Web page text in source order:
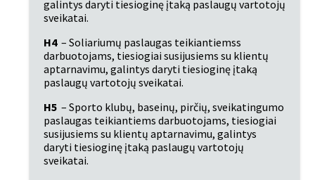
galintys daryti tiesioginę įtaką paslaugų vartotojų
sveikatai.
H4 – Soliariumų paslaugas teikiantiemss
darbuotojams, tiesiogiai susijusiems su klientų
aptarnavimu, galintys daryti tiesioginę įtaką
paslaugų vartotojų sveikatai.
H5 – Sporto klubų, baseinų, pirčių, sveikatingumo
paslaugas teikiantiems darbuotojams, tiesiogiai
susijusiems su klientų aptarnavimu, galintys
daryti tiesioginę įtaką paslaugų vartotojų
sveikatai.